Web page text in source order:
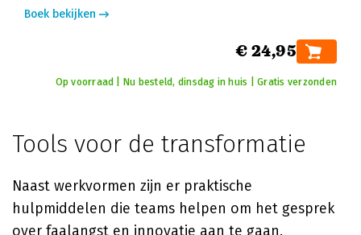
Boek bekijken
€ 24,95
Op voorraad | Nu besteld, dinsdag in huis | Gratis verzonden
Tools voor de transformatie
Naast werkvormen zijn er praktische
hulpmiddelen die teams helpen om het gesprek
over faalangst en innovatie aan te gaan.